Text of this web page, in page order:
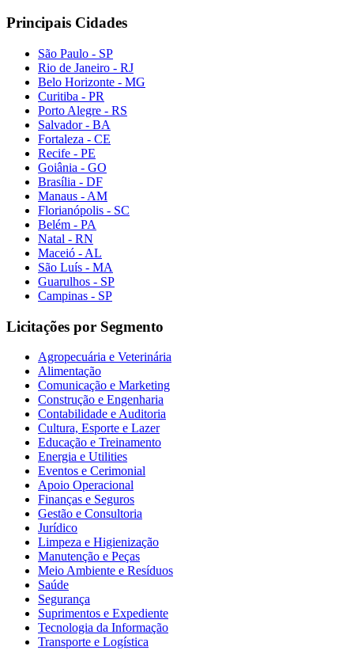
Principais Cidades
São Paulo - SP
Rio de Janeiro - RJ
Belo Horizonte - MG
Curitiba - PR
Porto Alegre - RS
Salvador - BA
Fortaleza - CE
Recife - PE
Goiânia - GO
Brasília - DF
Manaus - AM
Florianópolis - SC
Belém - PA
Natal - RN
Maceió - AL
São Luís - MA
Guarulhos - SP
Campinas - SP
Licitações por Segmento
Agropecuária e Veterinária
Alimentação
Comunicação e Marketing
Construção e Engenharia
Contabilidade e Auditoria
Cultura, Esporte e Lazer
Educação e Treinamento
Energia e Utilities
Eventos e Cerimonial
Apoio Operacional
Finanças e Seguros
Gestão e Consultoria
Jurídico
Limpeza e Higienização
Manutenção e Peças
Meio Ambiente e Resíduos
Saúde
Segurança
Suprimentos e Expediente
Tecnologia da Informação
Transporte e Logística